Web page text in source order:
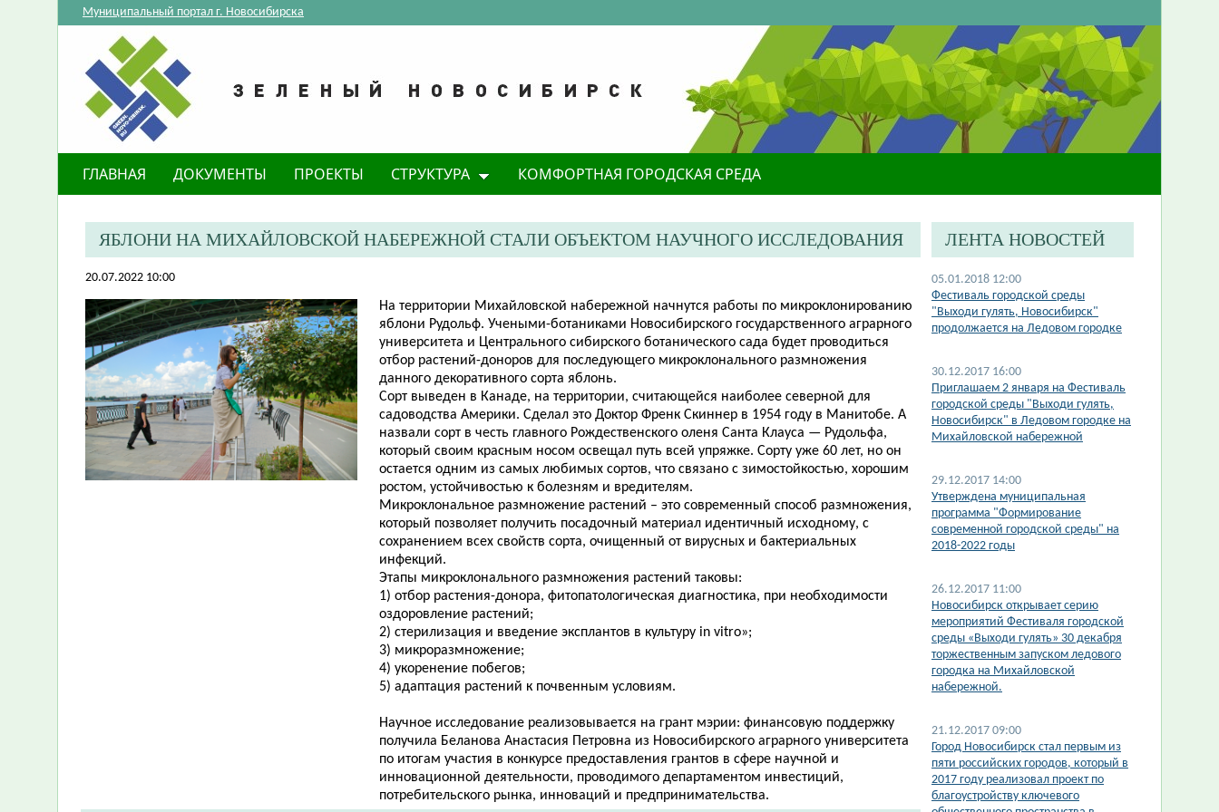
Муниципальный портал г. Новосибирска
ГЛАВНАЯ ДОКУМЕНТЫ ПРОЕКТЫ СТРУКТУРА КОМФОРТНАЯ ГОРОДСКАЯ СРЕДА
​ЯБЛОНИ НА МИХАЙЛОВСКОЙ НАБЕРЕЖНОЙ СТАЛИ ОБЪЕКТОМ НАУЧНОГО ИССЛЕДОВАНИЯ
20.07.2022 10:00
На территории Михайловской набережной начнутся работы по микроклонированию
яблони Рудольф. Учеными-ботаниками Новосибирского государственного аграрного
университета и Центрального сибирского ботанического сада будет проводиться
отбор растений-доноров для последующего микроклонального размножения
данного декоративного сорта яблонь.
Сорт выведен в Канаде, на территории, считающейся наиболее северной для
садоводства Америки. Сделал это Доктор Френк Скиннер в 1954 году в Манитобе. А
назвали сорт в честь главного Рождественского оленя Санта Клауса — Рудольфа,
который своим красным носом освещал путь всей упряжке. Сорту уже 60 лет, но он
остается одним из самых любимых сортов, что связано с зимостойкостью, хорошим
ростом, устойчивостью к болезням и вредителям.
Микроклональное размножение растений – это современный способ размножения,
который позволяет получить посадочный материал идентичный исходному, с
сохранением всех свойств сорта, очищенный от вирусных и бактериальных
инфекций.
Этапы микроклонального размножения растений таковы:
1) отбор растения-донора, фитопатологическая диагностика, при необходимости
оздоровление растений;
2) стерилизация и введение эксплантов в культуру in vitro»;
3) микроразмножение;
4) укоренение побегов;
5) адаптация растений к почвенным условиям.
Научное исследование реализовывается на грант мэрии: финансовую поддержку
получила Беланова Анастасия Петровна из Новосибирского аграрного университета
по итогам участия в конкурсе предоставления грантов в сфере научной и
инновационной деятельности, проводимого департаментом инвестиций,
потребительского рынка, инноваций и предпринимательства.
ЛЕНТА НОВОСТЕЙ
05.01.2018 12:00
Фестиваль городской среды
"Выходи гулять, Новосибирск"
продолжается на Ледовом городке
30.12.2017 16:00
Приглашаем 2 января на Фестиваль
городской среды "Выходи гулять,
Новосибирск" в Ледовом городке на
Михайловской набережной
29.12.2017 14:00
Утверждена муниципальная
программа "Формирование
современной городской среды" на
2018-2022 годы
26.12.2017 11:00
Новосибирск открывает серию
мероприятий Фестиваля городской
среды «Выходи гулять» 30 декабря
торжественным запуском ледового
городка на Михайловской
набережной.
21.12.2017 09:00
Город Новосибирск стал первым из
пяти российских городов, который в
2017 году реализовал проект по
благоустройству ключевого